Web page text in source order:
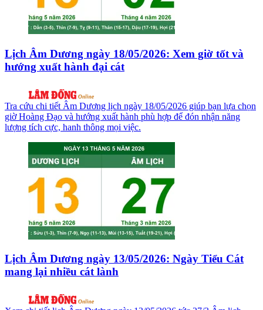
Lịch Âm Dương ngày 18/05/2026: Xem giờ tốt và
hướng xuất hành đại cát
Tra cứu chi tiết Âm Dương lịch ngày 18/05/2026 giúp bạn lựa chọn
giờ Hoàng Đạo và hướng xuất hành phù hợp để đón nhận năng
lượng tích cực, hanh thông mọi việc.
Lịch Âm Dương ngày 13/05/2026: Ngày Tiểu Cát
mang lại nhiều cát lành